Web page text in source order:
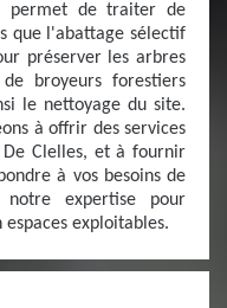
permet de traiter de
que l'abattage sélectif
préserver les arbres
broyeurs forestiers
le nettoyage du site.
à offrir des services
Clelles, et à fournir
à vos besoins de
notre expertise pour
exploitables.